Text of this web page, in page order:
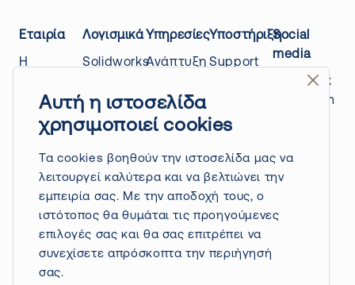
Αυτή η ιστοσελίδα
χρησιμοποιεί cookies
Τα cookies βοηθούν την ιστοσελίδα μας να
λειτουργεί καλύτερα και να βελτιώνει την
εμπειρία σας. Με την αποδοχή τους, ο
ιστότοπος θα θυμάται τις προηγούμενες
επιλογές σας και θα σας επιτρέπει να
συνεχίσετε απρόσκοπτα την περιήγησή
σας.
Εταιρία
Η
μας
Επικοινωνία
Τρόποι
πληρωμής
αποστολής
Πολιτική
επιστροφών
Πολιτική
απορρήτου
Λογισμικά
Solidworks
Draftsight
Quicksurface
Power
surfacing
/ nPower
software
Driveworks
Solidworks
Electrical
Υπηρεσίες
Ανάπτυξη
3D
Scanning
Printing
Ανάπτυξη
εφαρμογών
API
Δημιουργία
CAD
Υποστήριξη
Support
platform
Social
media
Facebook
Instagram